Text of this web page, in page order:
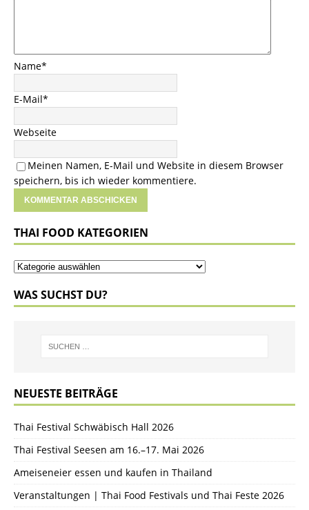
Name*
E-Mail*
Webseite
Meinen Namen, E-Mail und Website in diesem Browser
speichern, bis ich wieder kommentiere.
THAI FOOD KATEGORIEN
WAS SUCHST DU?
NEUESTE BEITRÄGE
Thai Festival Schwäbisch Hall 2026
Thai Festival Seesen am 16.–17. Mai 2026
Ameiseneier essen und kaufen in Thailand
Veranstaltungen | Thai Food Festivals und Thai Feste 2026